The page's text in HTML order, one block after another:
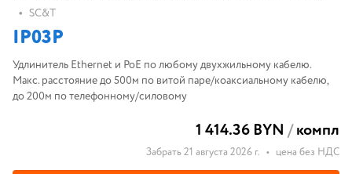
• SC&T
IP03P
Удлинитель Ethernet и PoE по любому двухжильному кабелю.
Макс. расстояние до 500м по витой паре/коаксиальному кабелю,
до 200м по телефонному/силовому
1 414.36 BYN /компл
Забрать 21 августа 2026 г. • цена без НДС